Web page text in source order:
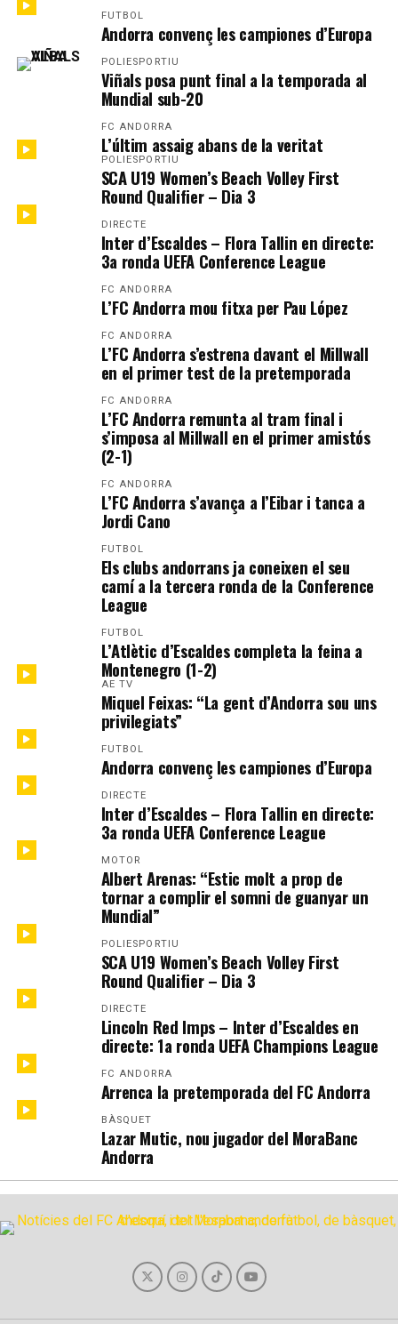
FUTBOL
Andorra convenç les campiones d’Europa
POLIESPORTIU
Viñals posa punt final a la temporada al
Mundial sub-20
FC ANDORRA
L’últim assaig abans de la veritat
POLIESPORTIU
SCA U19 Women’s Beach Volley First
Round Qualifier – Dia 3
DIRECTE
Inter d’Escaldes – Flora Tallin en directe:
3a ronda UEFA Conference League
FC ANDORRA
L’FC Andorra mou fitxa per Pau López
FC ANDORRA
L’FC Andorra s’estrena davant el Millwall
en el primer test de la pretemporada
FC ANDORRA
L’FC Andorra remunta al tram final i
s’imposa al Millwall en el primer amistós
(2-1)
FC ANDORRA
L’FC Andorra s’avança a l’Eibar i tanca a
Jordi Cano
FUTBOL
Els clubs andorrans ja coneixen el seu
camí a la tercera ronda de la Conference
League
FUTBOL
L’Atlètic d’Escaldes completa la feina a
Montenegro (1-2)
AE TV
Miquel Feixas: “La gent d’Andorra sou uns
privilegiats”
FUTBOL
Andorra convenç les campiones d’Europa
DIRECTE
Inter d’Escaldes – Flora Tallin en directe:
3a ronda UEFA Conference League
MOTOR
Albert Arenas: “Estic molt a prop de
tornar a complir el somni de guanyar un
Mundial”
POLIESPORTIU
SCA U19 Women’s Beach Volley First
Round Qualifier – Dia 3
DIRECTE
Lincoln Red Imps – Inter d’Escaldes en
directe: 1a ronda UEFA Champions League
FC ANDORRA
Arrenca la pretemporada del FC Andorra
BÀSQUET
Lazar Mutic, nou jugador del MoraBanc
Andorra